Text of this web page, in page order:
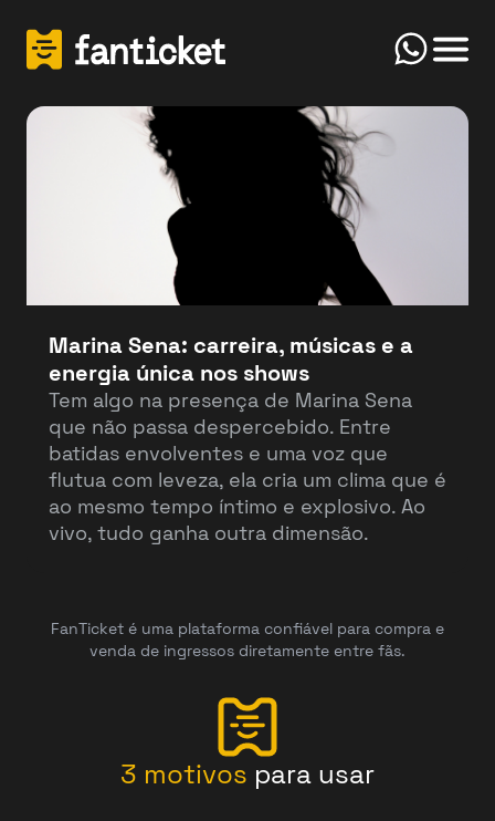
Click
Marina Sena: carreira, músicas e a
energia única nos shows
Tem algo na presença de Marina Sena
que não passa despercebido. Entre
batidas envolventes e uma voz que
flutua com leveza, ela cria um clima que é
ao mesmo tempo íntimo e explosivo. Ao
vivo, tudo ganha outra dimensão.
FanTicket é uma plataforma confiável para compra e
venda de ingressos diretamente entre fãs.
3 motivos para usar
Olá! Bem-vindo(a) ao FanTicketBot. Como
posso te ajudar hoje? Você deseja vender ou
Vender Comprar